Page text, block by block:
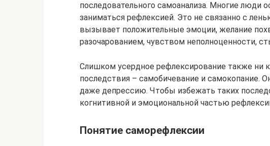
последовательного самоанализа. Многие люди
заниматься рефлексией. Это не связанно с
вызывает положительные эмоции, желание
разочарованием, чувством неполноценности,
Слишком усердное рефлексирование также ни
последствия – самобичевание и самокопание.
даже депрессию. Чтобы избежать таких
когнитивной и эмоциональной частью
Понятие саморефлексии